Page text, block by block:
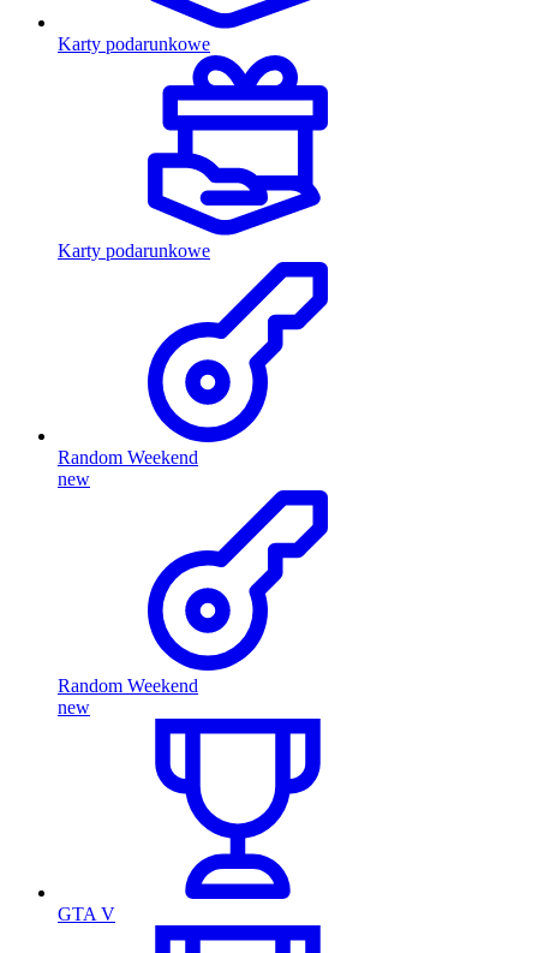
Karty podarunkowe
Karty podarunkowe
Random Weekend
new
Random Weekend
new
GTA V